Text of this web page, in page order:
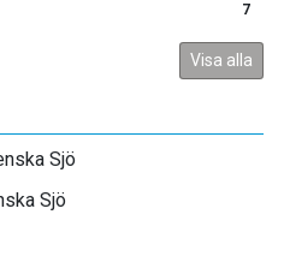
7
Visa alla
Sjö